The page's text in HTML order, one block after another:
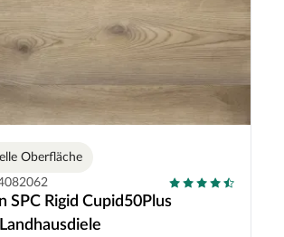
Oberfläche
SPC Rigid Cupid50Plus